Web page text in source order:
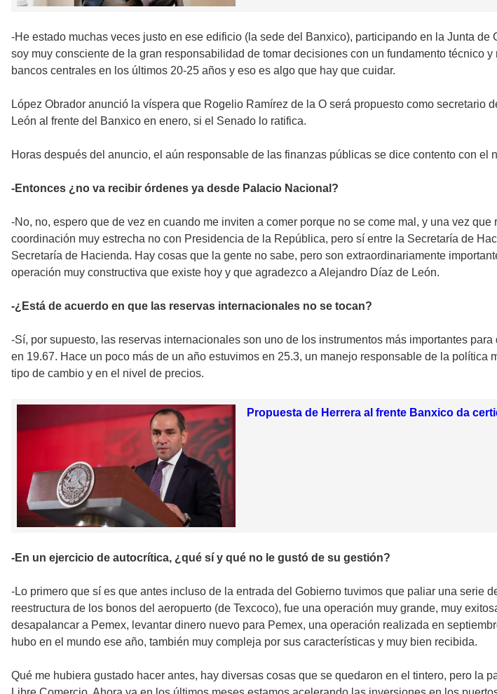
-He estado muchas veces justo en ese edificio (la sede del Banxico), participando en la Junta
soy muy consciente de la gran responsabilidad de tomar decisiones con un fundamento técnico
bancos centrales en los últimos 20-25 años y eso es algo que hay que cuidar.
López Obrador anunció la víspera que Rogelio Ramírez de la O será propuesto como
León al frente del Banxico en enero, si el Senado lo ratifica.
Horas después del anuncio, el aún responsable de las finanzas públicas se dice contento con el
-Entonces ¿no va recibir órdenes ya desde Palacio Nacional?
-No, no, espero que de vez en cuando me inviten a comer porque no se come mal, y una vez
coordinación muy estrecha no con Presidencia de la República, pero sí entre la Secretaría de
Secretaría de Hacienda. Hay cosas que la gente no sabe, pero son extraordinariamente
operación muy constructiva que existe hoy y que agradezco a Alejandro Díaz de León.
-¿Está de acuerdo en que las reservas internacionales no se tocan?
-Sí, por supuesto, las reservas internacionales son uno de los instrumentos más importantes
en 19.67. Hace un poco más de un año estuvimos en 25.3, un manejo responsable de la
tipo de cambio y en el nivel de precios.
Propuesta de Herrera al frente Banxico da
-En un ejercicio de autocrítica, ¿qué sí y qué no le gustó de su gestión?
-Lo primero que sí es que antes incluso de la entrada del Gobierno tuvimos que paliar una serie
reestructura de los bonos del aeropuerto (de Texcoco), fue una operación muy grande, muy
desapalancar a Pemex, levantar dinero nuevo para Pemex, una operación realizada en
hubo en el mundo ese año, también muy compleja por sus características y muy bien recibida.
Qué me hubiera gustado hacer antes, hay diversas cosas que se quedaron en el tintero, pero la